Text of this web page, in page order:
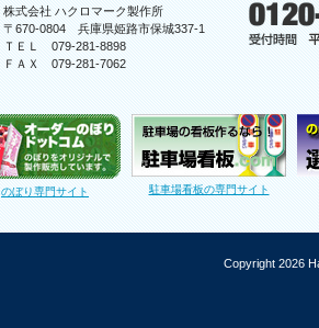
株式会社 ハクロマーク製作所
〒670-0804 兵庫県姫路市保城337-1
ＴＥＬ 079-281-8898
ＦＡＸ 079-281-7062
のぼり専門サイト 駐車場看板の専門サイト
Copyright 2026